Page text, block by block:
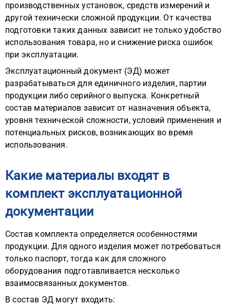
производственных установок, средств измерений и
другой технически сложной продукции. От качества
подготовки таких данных зависит не только удобство
использования товара, но и снижение риска ошибок
при эксплуатации.
Эксплуатационный документ (ЭД) может
разрабатываться для единичного изделия, партии
продукции либо серийного выпуска. Конкретный
состав материалов зависит от назначения объекта,
уровня технической сложности, условий применения и
потенциальных рисков, возникающих во время
использования.
Какие материалы входят в
комплект эксплуатационной
документации
Состав комплекта определяется особенностями
продукции. Для одного изделия может потребоваться
только паспорт, тогда как для сложного
оборудования подготавливается несколько
взаимосвязанных документов.
В состав ЭД могут входить: